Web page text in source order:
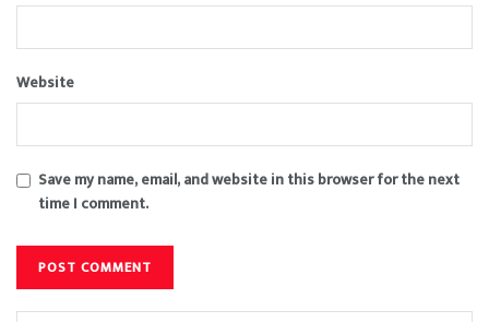
Website
Save my name, email, and website in this browser for the next
time I comment.